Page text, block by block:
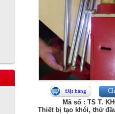
Đặt hàng
Mã số : TS T.
Thiết bị tạo khói, thử